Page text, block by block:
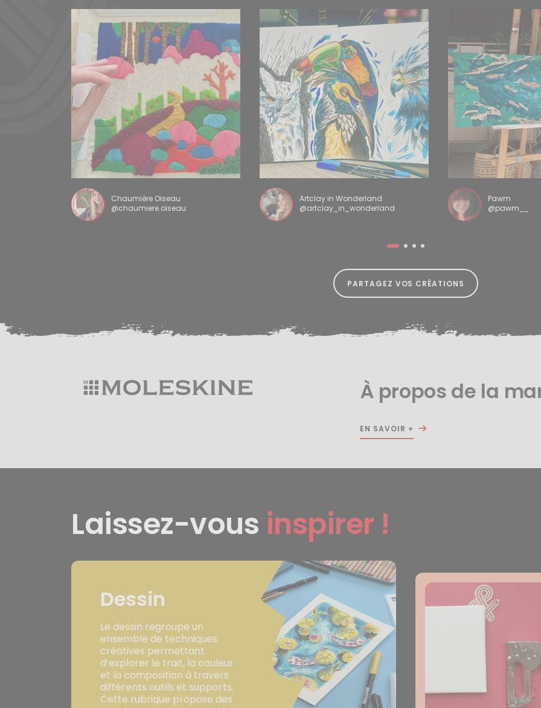
Chaumière Oiseau
@chaumiere.oiseau
Artclay in Wonderland
@artclay_in_wonderland
Pawm
@pawm__
PARTAGEZ VOS CRÉATIONS
À propos de la
EN SAVOIR +
Laissez-vous inspirer !
Dessin
Le dessin regroupe un
ensemble de techniques
créatives permettant
d’explorer le trait, la couleur
et la composition à travers
différents outils et supports.
Cette rubrique propose des